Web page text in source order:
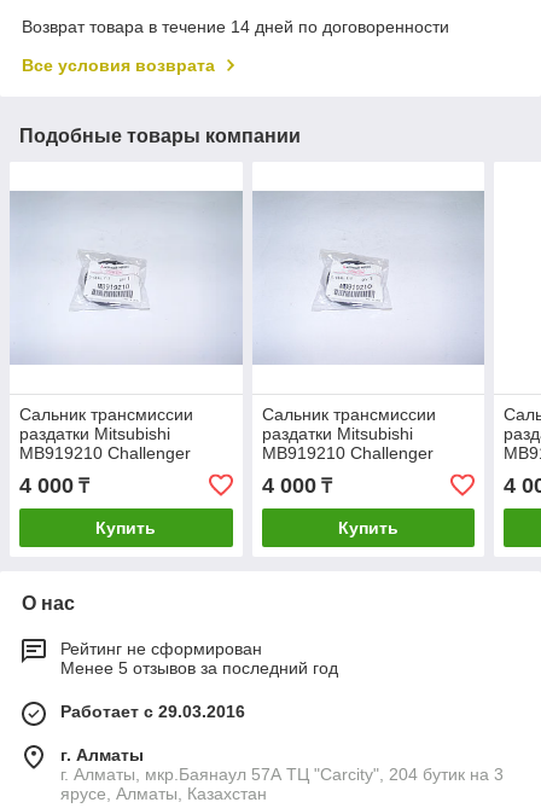
Возврат товара в течение 14 дней по договоренности
Все условия возврата
Подобные товары компании
Сальник трансмиссии
раздатки Mitsubishi
MB919210 Challenger
Delica L200 L400 Montero
Sport Pajero Sport
4 000 ₸
Купить
Сальник трансмиссии
раздатки Mitsubishi
MB919210 Challenger
Delica L200 L400 Montero
Sport Pajero Sport
4 000₸
Купить
4
О нас
Рейтинг не сформирован
Менее 5 отзывов за последний год
Работает с 29.03.2016
г. Алматы
г. Алматы, мкр.Баянаул 57А ТЦ "Carcity", 204 бутик на 3
ярусе, Алматы, Казахстан